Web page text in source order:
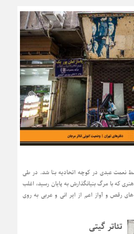
مرجان در سال ۱۳۳۴ توسط نعمت عبدی در کوچه اتحادیه بنا شد. در طی
که با مرگ بنیانگذارش به پایان رسید، اغلب
رقص و آواز اعم از ایر انی و عربی به روی
تئاتر گیتی